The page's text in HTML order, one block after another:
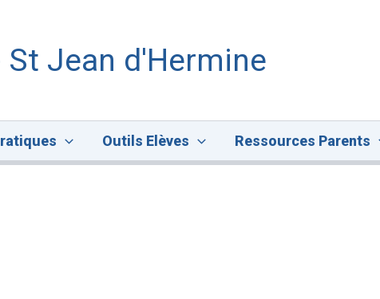
St Jean d'Hermine
Outils Elèves Ressources Parents